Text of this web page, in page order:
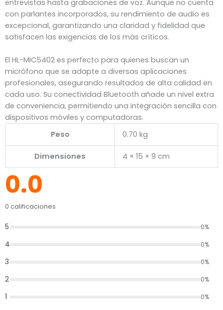
entrevistas hasta grabaciones de voz. Aunque no cuenta
con parlantes incorporados, su rendimiento de audio es
excepcional, garantizando una claridad y fidelidad que
satisfacen las exigencias de los más críticos.
El HL-MIC5402 es perfecto para quienes buscan un
micrófono que se adapte a diversas aplicaciones
profesionales, asegurando resultados de alta calidad en
cada uso. Su conectividad Bluetooth añade un nivel extra
de conveniencia, permitiendo una integración sencilla con
dispositivos móviles y computadoras.
Peso
0.70 kg
Dimensiones 4 × 15 × 9 cm
0.0
0 calificaciones
5 0%
4 0%
3 0%
2 0%
1 0%